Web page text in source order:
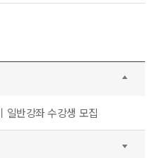
일반강좌 수강생 모집